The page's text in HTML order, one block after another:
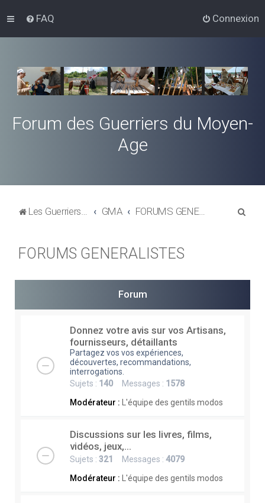
FAQ Connexion
Forum des Guerriers du Moyen-
Age
Les Guerriers du Moyen-Age GMA FORUMS GENERALISTES
e
c
FORUMS GENERALISTES
Forum
Donnez votre avis sur vos Artisans,
fournisseurs, détaillants
Partagez vos vos expériences,
découvertes, recommandations,
interrogations.
Sujets : 140 Messages : 1578
Modérateur :
L'équipe des gentils modos
Discussions sur les livres, films,
vidéos, jeux,...
Sujets : 321 Messages : 4079
Modérateur :
L'équipe des gentils modos